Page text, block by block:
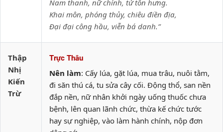
Nam thanh, nữ chính, tử tôn hưng.
Khai môn, phóng thủy, chiêu điền địa,
Đại đại công hầu, viễn bá danh.”
Thập
Nhị
Kiến
Trừ
Trực Thâu
Nên làm: Cấy lúa, gặt lúa, mua trâu, nuôi tằm,
đi săn thú cá, tu sửa cây cối. Động thổ, san nền
đắp nền, nữ nhân khởi ngày uống thuốc chưa
bệnh, lên quan lãnh chức, thừa kế chức tước
hay sự nghiệp, vào làm hành chính, nộp đơn